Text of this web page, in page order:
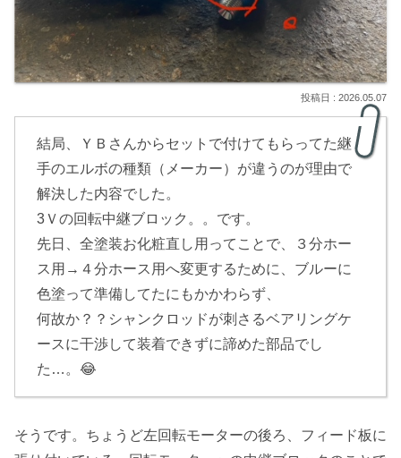
2026.05.07
結局、ＹＢさんからセットで付けてもらってた継
手のエルボの種類（メーカー）が違うのが理由で
解決した内容でした。
3Ｖの回転中継ブロック。。です。
先日、全塗装お化粧直し用ってことで、３分ホー
ス用→４分ホース用へ変更するために、ブルーに
色塗って準備してたにもかかわらず、
何故か？？シャンクロッドが刺さるベアリングケ
ースに干渉して装着できずに諦めた部品でし
た…。😂
そうです。ちょうど左回転モーターの後ろ、フィード板に